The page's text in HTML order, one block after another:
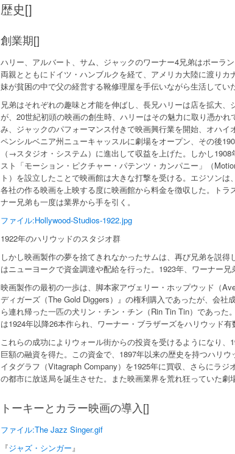
歴史[]
創業期[]
ハリー、アルバート、サム、ジャックのワーナー4兄弟はポーラ
両親とともにドイツ・ハンブルクを経て、アメリカ大陸に渡り
妹が貧困の中で父の経営する靴修理屋を手伝いながら生活していた
兄弟はそれぞれの趣味と才能を伸ばし、長兄ハリーは店を拡大
が、20世紀初頭の映画の創生時、ハリーはその魅力に取り憑か
み、ジャックのパフォーマンス付きで映画興行業を開始、オハ
ペンシルベニア州ニューキャッスルに劇場をオープン、その後
（→スタジオ・システム）に進出して収益を上げた。しかし
スト「モーション・ピクチャー・パテンツ・カンパニー」（
ト）を設立したことで映画館は大きな打撃を受ける。エジソン
各社の作る映画を上映する度に映画館から料金を徴収した。ト
ナー兄弟も一度は業界から手を引く。
ファイル:Hollywood-Studios-1922.jpg
1922年のハリウッドのスタジオ群
しかし映画製作の夢を捨てきれなかったサムは、再び兄弟を説
はニューヨークで資金調達や配給を行った。1923年、ワーナー
映画製作の最初の一歩は、脚本家アヴェリー・ホップウッド（
ディガーズ（The Gold Diggers）』の権利購入であったが、会
ら連れ帰った一匹の犬リン・チン・チン（Rin Tin Tin）であっ
は1924年以降26本作られ、ワーナー・ブラザーズをハリウッド有
これらの成功によりウォール街からの投資を受けるようになり
巨額の融資を得た。この資金で、1897年以来の歴史を持つハリ
イタグラフ（Vitagraph Company）を1925年に買収、さらにラ
の都市に放送局を誕生させた。また映画業界を荒れ狂っていた劇
トーキーとカラー映画の導入[]
ファイル:The Jazz Singer.gif
『ジャズ・シンガー』